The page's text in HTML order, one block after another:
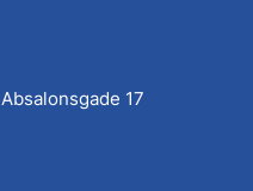
17